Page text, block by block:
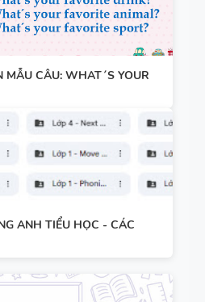
MẪU CÂU: WHAT´S YOUR
ANH TIỂU HỌC - CÁC